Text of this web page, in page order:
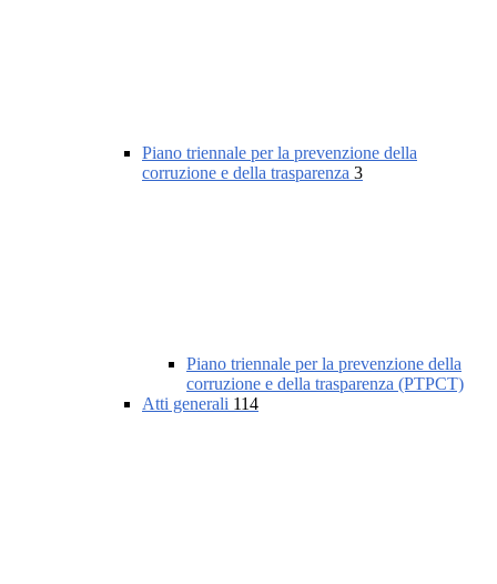
Piano triennale per la prevenzione della
corruzione e della trasparenza 3
Piano triennale per la prevenzione della
corruzione e della trasparenza (PTPCT)
Atti generali 114